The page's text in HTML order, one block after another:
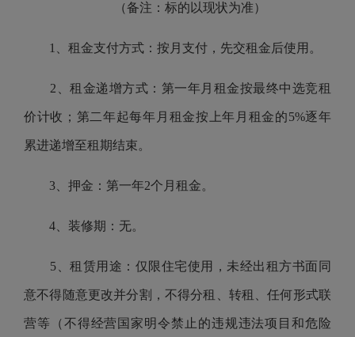
（备注：标的以现状为准）
1、租金支付方式：按月支付，先交租金后使用。
2、租金递增方式：第一年月租金按最终中选竞租
价计收；第二年起每年月租金按上年月租金的5%逐年
累进递增至租期结束。
3、押金：第一年2个月租金。
4、装修期：无。
5、租赁用途：仅限住宅使用，未经出租方书面同
意不得随意更改并分割，不得分租、转租、任何形式联
营等（不得经营国家明令禁止的违规违法项目和危险